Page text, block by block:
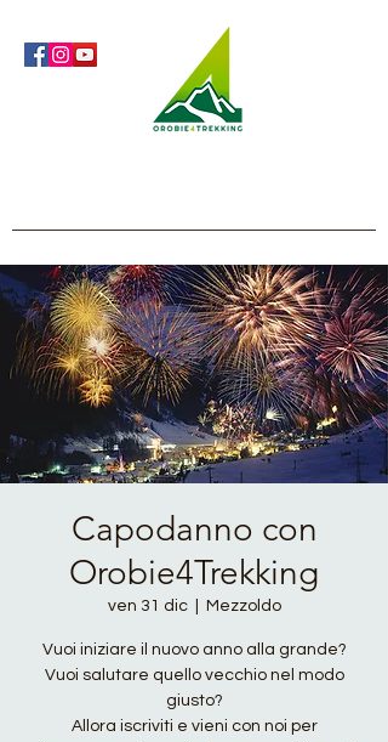
Capodanno con
Orobie4Trekking
ven 31 dic
  |
Mezzoldo
Vuoi iniziare il nuovo anno alla grande?
Vuoi salutare quello vecchio nel modo
giusto?
Allora iscriviti e vieni con noi per